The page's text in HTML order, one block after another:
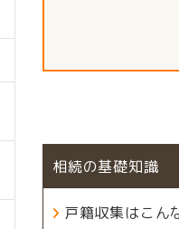
相続の基礎知識
戸籍収集はこん